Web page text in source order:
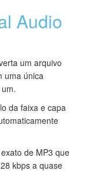
Audio
um arquivo
uma única
da faixa e capa
de MP3 que
kbps a quase